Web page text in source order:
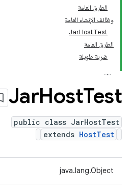
الطرق العامة
وظائف الإنشاء العامة
JarHostTest
الطرق العامة
ضربة طويلة
JarHostTest
public class JarHostTest
extends HostTest
java.lang.Object